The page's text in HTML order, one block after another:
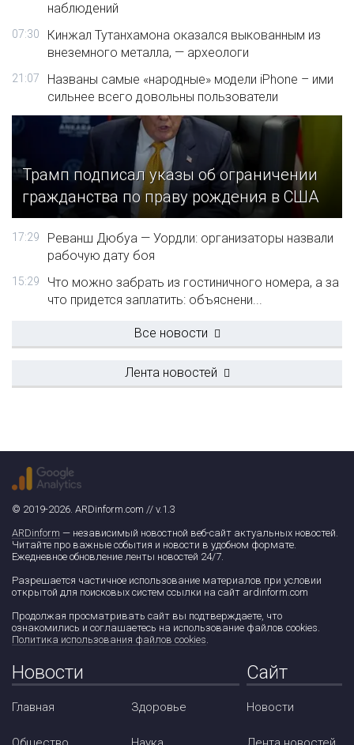
наблюдений
07:30
Кинжал Тутанхамона оказался выкованным из
внеземного металла, — археологи
21:07
Названы самые «народные» модели iPhone – ими
сильнее всего довольны пользователи
Трамп подписал указы об ограничении
гражданства по праву рождения в США
17:29
Реванш Дюбуа — Уордли: организаторы назвали
рабочую дату боя
15:29
Что можно забрать из гостиничного номера, а за
что придется заплатить: объяснени...
Все новости
Лента новостей
© 2019-2026. ARDinform.com // v.1.3
ARDinform — независимый новостной веб-сайт актуальных новостей.
Читайте про важные события и новости в удобном формате.
Ежедневное обновление ленты новостей 24/7.
Разрешается частичное использование материалов при условии
открытой для поисковых систем ссылки на сайт ardinform.com
Продолжая просматривать сайт вы подтверждаете, что
ознакомились и соглашаетесь на использование файлов cookies.
Политика использования файлов cookies.
Новости
Главная Здоровье
Сайт
Новости